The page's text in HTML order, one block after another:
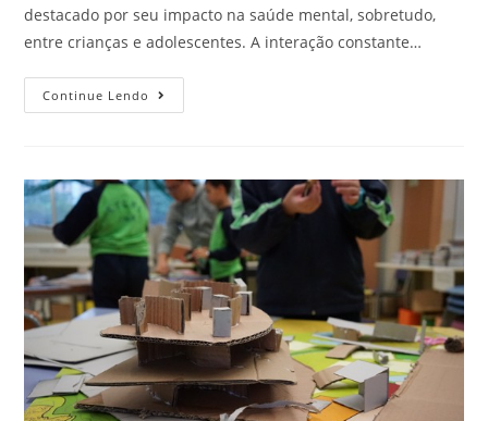
destacado por seu impacto na saúde mental, sobretudo,
entre crianças e adolescentes. A interação constante…
Continue Lendo